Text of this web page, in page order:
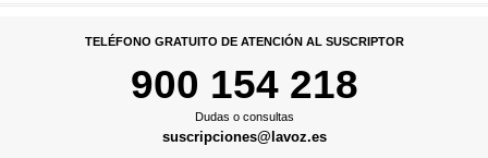
TELÉFONO GRATUITO DE ATENCIÓN AL SUSCRIPTOR
900 154 218
Dudas o consultas
suscripciones@lavoz.es